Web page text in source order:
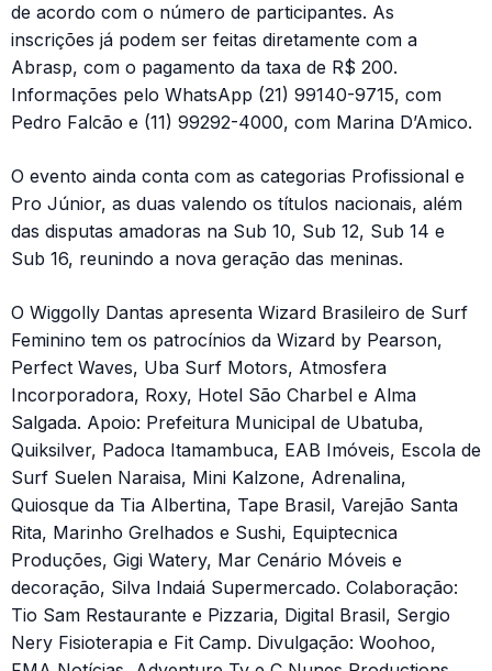
de acordo com o número de participantes. As
inscrições já podem ser feitas diretamente com a
Abrasp, com o pagamento da taxa de R$ 200.
Informações pelo WhatsApp (21) 99140-9715, com
Pedro Falcão e (11) 99292-4000, com Marina D’Amico.
O evento ainda conta com as categorias Profissional e
Pro Júnior, as duas valendo os títulos nacionais, além
das disputas amadoras na Sub 10, Sub 12, Sub 14 e
Sub 16, reunindo a nova geração das meninas.
O Wiggolly Dantas apresenta Wizard Brasileiro de Surf
Feminino tem os patrocínios da Wizard by Pearson,
Perfect Waves, Uba Surf Motors, Atmosfera
Incorporadora, Roxy, Hotel São Charbel e Alma
Salgada. Apoio: Prefeitura Municipal de Ubatuba,
Quiksilver, Padoca Itamambuca, EAB Imóveis, Escola de
Surf Suelen Naraisa, Mini Kalzone, Adrenalina,
Quiosque da Tia Albertina, Tape Brasil, Varejão Santa
Rita, Marinho Grelhados e Sushi, Equiptecnica
Produções, Gigi Watery, Mar Cenário Móveis e
decoração, Silva Indaiá Supermercado. Colaboração:
Tio Sam Restaurante e Pizzaria, Digital Brasil, Sergio
Nery Fisioterapia e Fit Camp. Divulgação: Woohoo,